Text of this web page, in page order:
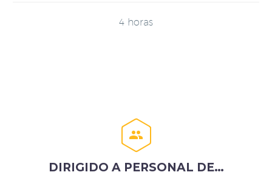
4 horas


DIRIGIDO A PERSONAL DE…